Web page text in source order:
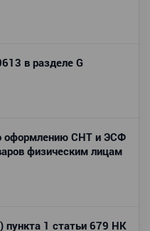
в разделе G
оформлению СНТ и ЭСФ
физическим лицам
пункта 1 статьи 679 НК